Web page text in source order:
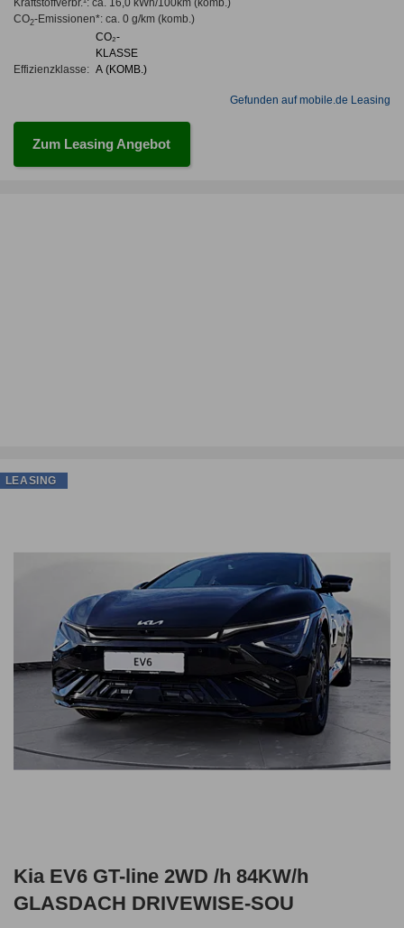
Kraftstoffverbr.¹: ca. 16,0 kWh/100km(komb.)
CO2-Emissionen*: ca. 0 g/km(komb.)
Effizienzklasse:
CO₂-
KLASSE
A (KOMB.)
Gefunden auf mobile.de Leasing
Zum Leasing Angebot
Kia EV6 GT-line 2WD /h 84KW/h
GLASDACH DRIVEWISE-SOU
LEASING